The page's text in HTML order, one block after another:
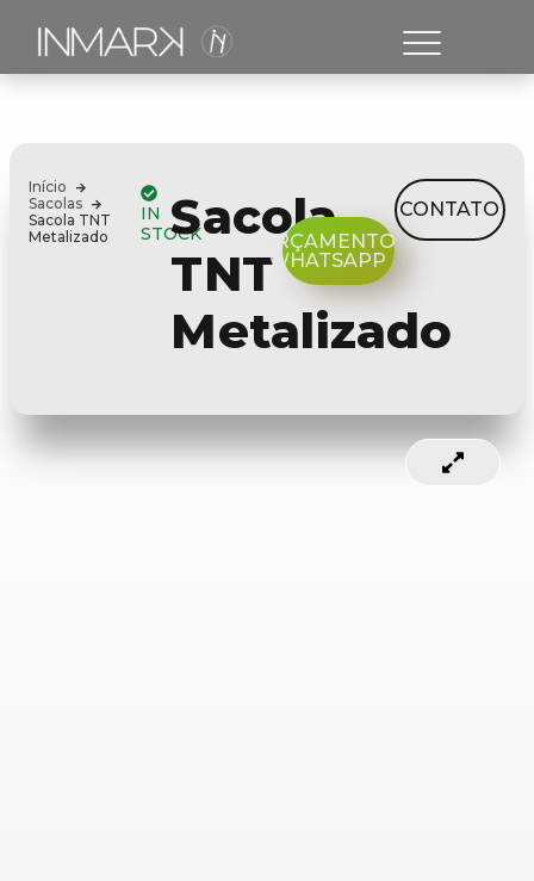
Início
Sacolas
Sacola TNT
Metalizado
IN
STOCKSacola
TNT
Metalizado
ORÇAMENTO
WHATSAPP
CONTATO